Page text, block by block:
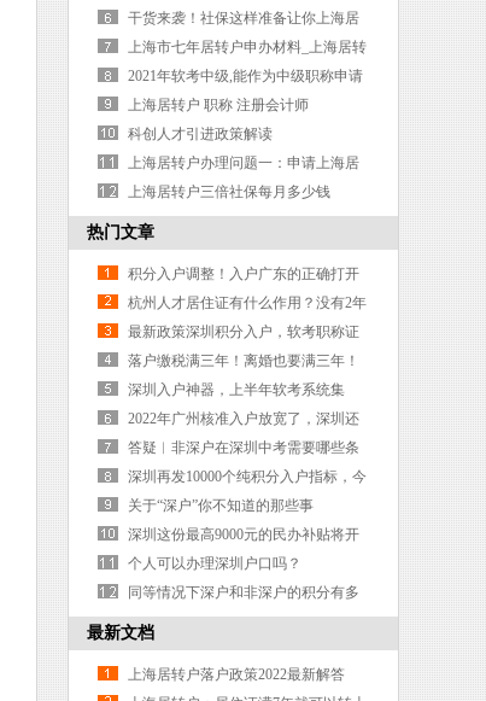
逻辑要对！
干货来袭！社保这样准备让你上海居
转户更容易成功！
上海市七年居转户申办材料_上海居转
户申请材料
2021年软考中级,能作为中级职称申请
上海居转户吗？
上海居转户 职称 注册会计师
科创人才引进政策解读
上海居转户办理问题一：申请上海居
转户，至少要有中级职称吗？
上海居转户三倍社保每月多少钱
热门文章
积分入户调整！入户广东的正确打开
方式戳
杭州人才居住证有什么作用？没有2年
社保能申请区域牌照吗？
最新政策深圳积分入户，软考职称证
书怎么加分？
落户缴税满三年！离婚也要满三年！
深圳推限购等八大措施，重击过热楼
市……
深圳入户神器，上半年软考系统集
成，成绩为何迟迟不公布？
2022年广州核准入户放宽了，深圳还
远么？
答疑︱非深户在深圳中考需要哪些条
件？
深圳再发10000个纯积分入户指标，今
日启动报名！附资料指南
关于“深户”你不知道的那些事
深圳这份最高9000元的民办补贴将开
始申报！深户非深户都可申请
个人可以办理深圳户口吗？
同等情况下深户和非深户的积分有多
大差距？
最新文档
上海居转户落户政策2022最新解答